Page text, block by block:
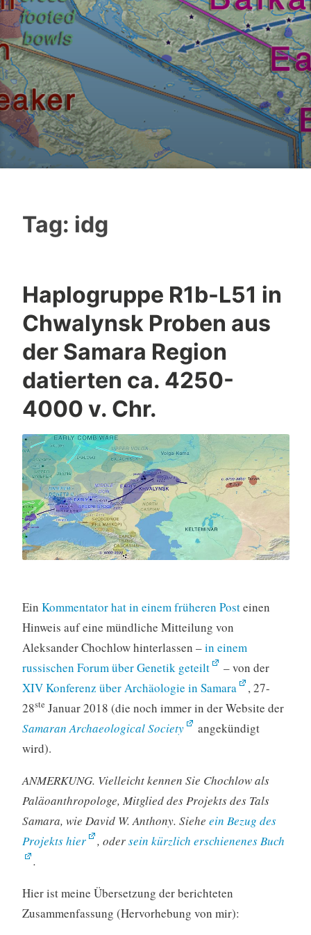
Tag: idg
Haplogruppe R1b-L51 in
Chwalynsk Proben aus
der Samara Region
datierten ca. 4250-
4000 v. Chr.
Ein Kommentator hat in einem früheren Posteinen
Hinweis auf eine mündliche Mitteilung von
Aleksander Chochlow hinterlassen –in einem
russischen Forum über Genetik geteilt
– von der
XIV Konferenz über Archäologie in Samara
, 27-
28ste Januar 2018 (die noch immer in der Website der
Samaran Archaeological Society
angekündigt
wird).
ANMERKUNG. Vielleicht kennen Sie Chochlow als
Paläoanthropologe, Mitglied des Projekts des Tals
Samara, wie David W. Anthony. Siehe ein Bezug des
Projekts hier
, odersein kürzlich erschienenes Buch
.
Hier ist meine Übersetzung der berichteten
Zusammenfassung (Hervorhebung von mir):